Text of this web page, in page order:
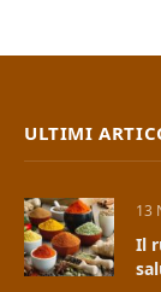
ULTIMI
13
Il